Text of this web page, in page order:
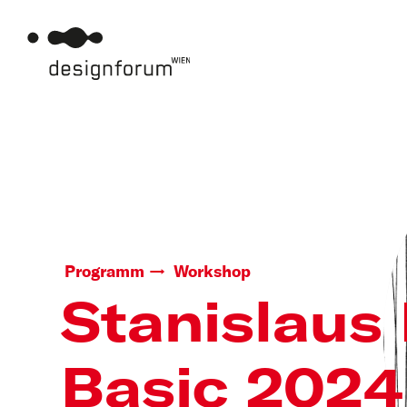
Programm Workshop
Stanislaus
Basic 2024